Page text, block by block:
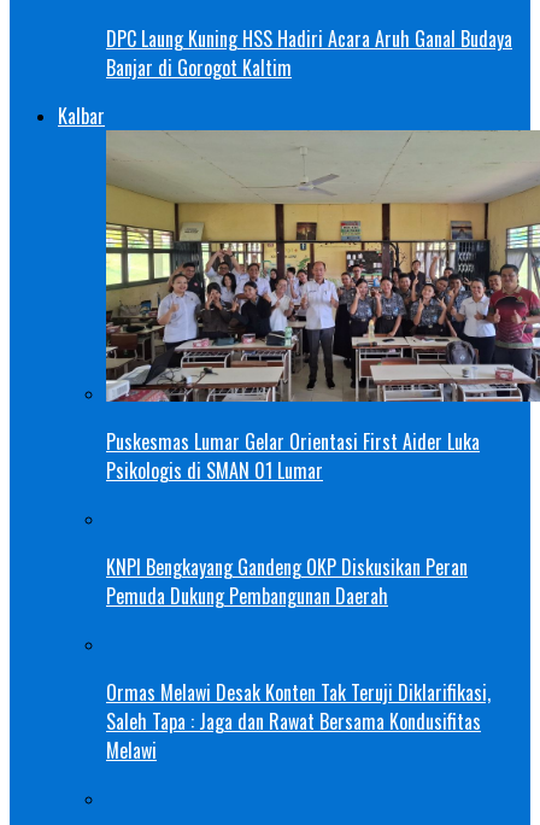
DPC Laung Kuning HSS Hadiri Acara Aruh Ganal Budaya
Banjar di Gorogot Kaltim
Kalbar
Puskesmas Lumar Gelar Orientasi First Aider Luka
Psikologis di SMAN 01 Lumar
KNPI Bengkayang Gandeng OKP Diskusikan Peran
Pemuda Dukung Pembangunan Daerah
Ormas Melawi Desak Konten Tak Teruji Diklarifikasi,
Saleh Tapa : Jaga dan Rawat Bersama Kondusifitas
Melawi